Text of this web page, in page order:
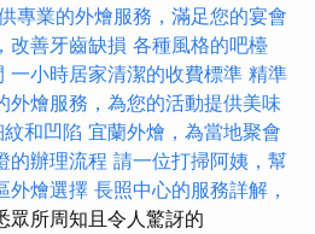
專業的外燴服務，滿足您的宴會
改善牙齒缺損 各種風格的吧檯
一小時居家清潔的收費標準 精準
外燴服務，為您的活動提供美味
和凹陷 宜蘭外燴，為當地聚會
的辦理流程 請一位打掃阿姨，幫
外燴選擇 長照中心的服務詳解，
眾所周知且令人驚訝的